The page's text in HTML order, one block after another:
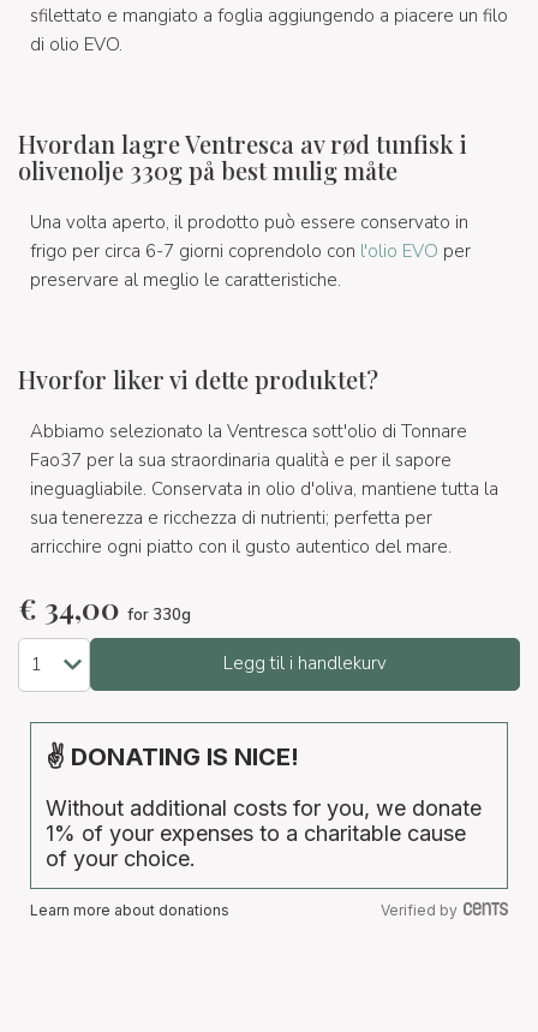
sfilettato e mangiato a foglia aggiungendo a piacere un filo
di olio EVO.
Hvordan lagre Ventresca av rød tunfisk i
olivenolje 330g på best mulig måte
Una volta aperto, il prodotto può essere conservato in
frigo per circa 6-7 giorni coprendolo con l'olio EVO per
preservare al meglio le caratteristiche.
Hvorfor liker vi dette produktet?
Abbiamo selezionato la Ventresca sott'olio di Tonnare
Fao37 per la sua straordinaria qualità e per il sapore
ineguagliabile. Conservata in olio d'oliva, mantiene tutta la
sua tenerezza e ricchezza di nutrienti; perfetta per
arricchire ogni piatto con il gusto autentico del mare.
€ 34,00 for 330g
Legg til i handlekurv
✌ DONATING IS NICE!
Without additional costs for you, we donate
1% of your expenses to a charitable cause
of your choice.
Learn more about donations Verified by